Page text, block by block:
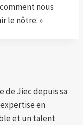
nous
le nôtre. »
de Jiec depuis sa
en
et un talent